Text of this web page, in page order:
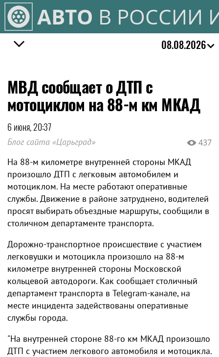
АВТО В РОССИИ
08.08.2026
МВД сообщает о ДТП с
мотоциклом на 88-м км МКАД
6 июня, 20:37
Блог сайта «Царьград» 437
На 88-м километре внутренней стороны МКАД
произошло ДТП с легковым автомобилем и
мотоциклом. На месте работают оперативные
службы. Движение в районе затруднено, водителей
просят выбирать объездные маршруты, сообщили в
столичном департаменте транспорта.
Дорожно-транспортное происшествие с участием
легковушки и мотоцикла произошло на 88-м
километре внутренней стороны Московской
кольцевой автодороги. Как сообщает столичный
департамент транспорта в Telegram-канале, на
месте инцидента задействованы оперативные
службы города.
"На внутренней стороне 88-го км МКАД произошло
ДТП с участием легкового автомобиля и мотоцикла.